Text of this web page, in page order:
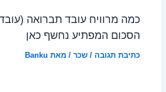
כמה מרוויח עובד תברואה
הסכום המפתיע נחשף כאן
כתיבת תגובה /שכר / מאת Banku